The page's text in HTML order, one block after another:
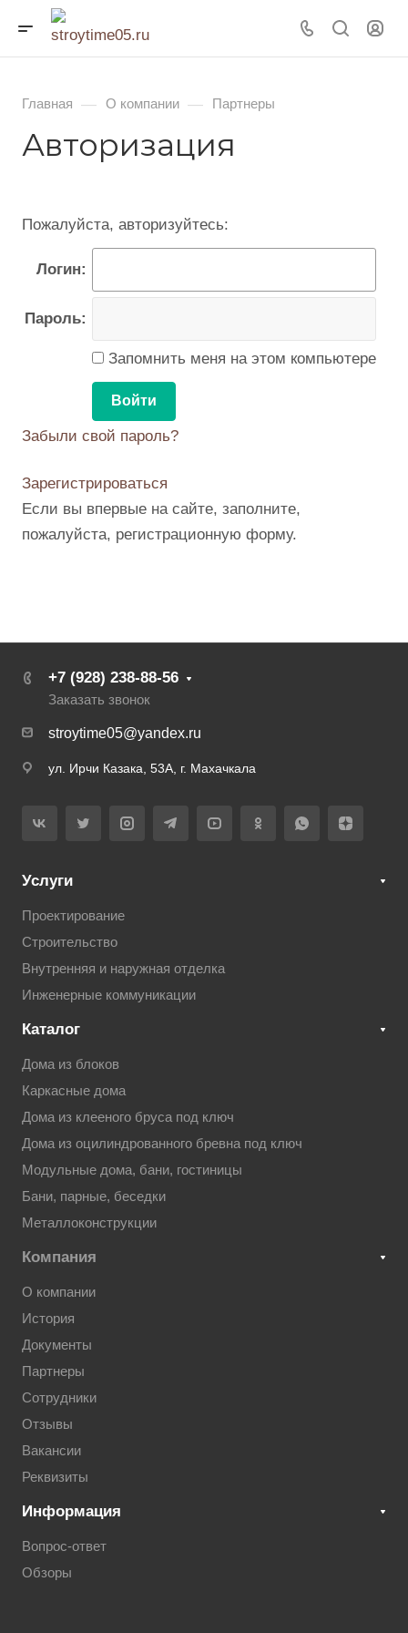
Главная — О компании — Партнеры
Авторизация
Пожалуйста, авторизуйтесь:
Логин:
Пароль:
Запомнить меня на этом компьютере
Забыли свой пароль?
Зарегистрироваться
Если вы впервые на сайте, заполните,
пожалуйста, регистрационную форму.
+7 (928) 238-88-56
Заказать звонок
stroytime05@yandex.ru
ул. Ирчи Казака, 53А, г. Махачкала
Услуги
Проектирование
Строительство
Внутренняя и наружная отделка
Инженерные коммуникации
Каталог
Дома из блоков
Каркасные дома
Дома из клееного бруса под ключ
Дома из оцилиндрованного бревна под ключ
Модульные дома, бани, гостиницы
Бани, парные, беседки
Металлоконструкции
Компания
О компании
История
Документы
Партнеры
Сотрудники
Отзывы
Вакансии
Реквизиты
Информация
Вопрос-ответ
Обзоры